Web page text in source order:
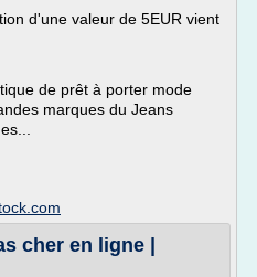
d'une valeur de 5EUR vient
de prêt à porter mode
marques du Jeans
cher en ligne |